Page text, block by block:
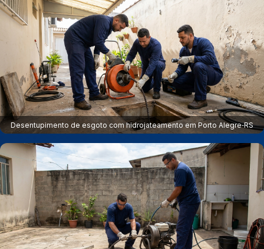
Desentupimento de esgoto com hidrojateamento em Porto Alegre‑RS